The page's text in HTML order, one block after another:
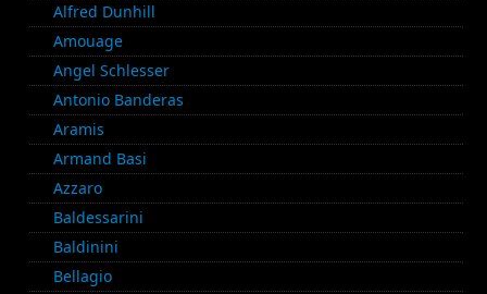
Alfred Dunhill
Amouage
Angel Schlesser
Antonio Banderas
Aramis
Armand Basi
Azzaro
Baldessarini
Baldinini
Bellagio